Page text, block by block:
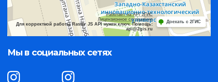
Работает на API 2ГИС
Лицензионное соглашение
Для корректной работы Raster JS API нужен ключ. Помощь:
api@2gis.ru
Доехать с 2ГИС
Мы в социальных сетях